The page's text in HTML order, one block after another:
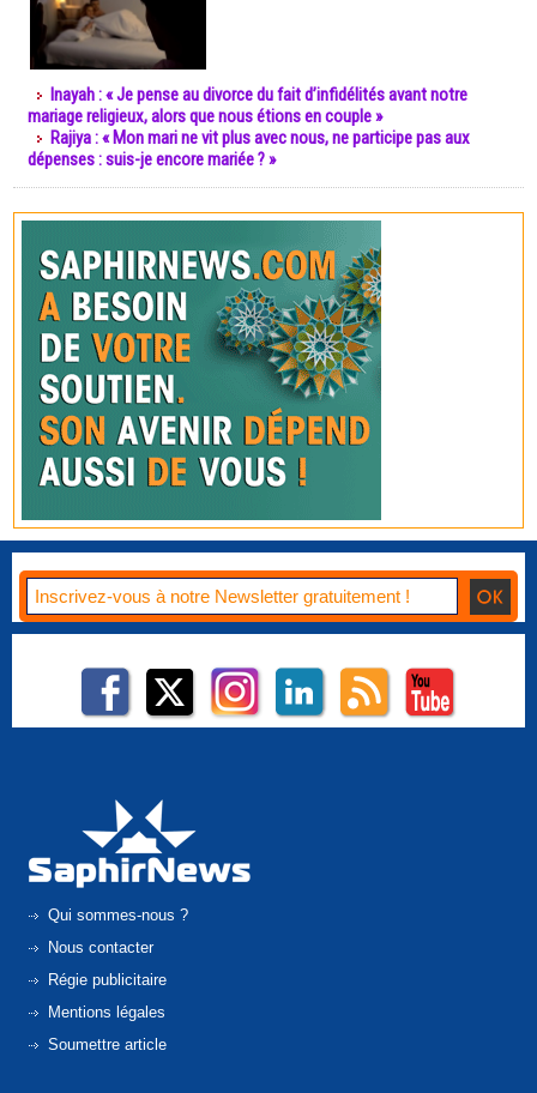
Inayah : « Je pense au divorce du fait d’infidélités avant notre
mariage religieux, alors que nous étions en couple »
Rajiya : « Mon mari ne vit plus avec nous, ne participe pas aux
dépenses : suis-je encore mariée ? »
Qui sommes-nous ?
Nous contacter
Régie publicitaire
Mentions légales
Soumettre article